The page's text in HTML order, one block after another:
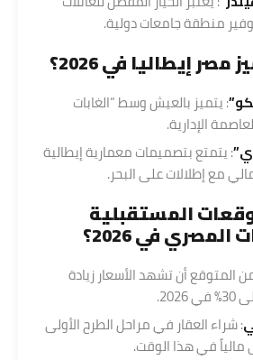
منطقة جامعات دولية.
إيطاليا في 2026؟
: يتميز بالعيش وسط “الغابات
الإدارية.
: يتمتع بتصميمات معمارية إيطالية
مع إطلالات على البحر.
المستقبلية
في 2026؟
المتوقع أن تشهد الأسعار زيادة
: شراء العقار في مراحل الطرح الأولى
مالياً في هذا الوقت.